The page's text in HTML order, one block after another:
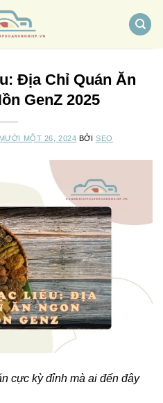
Địa Chỉ Quán Ăn
GenZ 2025
MỘT 26, 2024 BỞISEO
cực kỳ đỉnh mà ai đến đây